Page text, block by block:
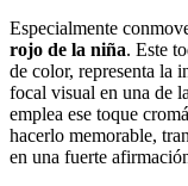
Especialmente
rojo de la niña. Este
de color, representa la
focal visual en una de
emplea ese toque
hacerlo memorable,
en una fuerte